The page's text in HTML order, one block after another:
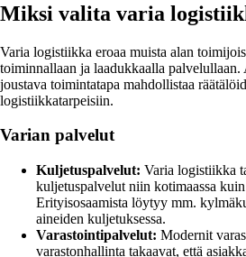
Miksi valita varia
Varia logistiikka eroaa muista alan
toiminnallaan ja laadukkaalla palvelullaan.
joustava toimintatapa mahdollistaa
logistiikkatarpeisiin.
Varian palvelut
Kuljetuspalvelut: Varia logistiikka
kuljetuspalvelut niin kotimaassa
Erityisosaamista löytyy mm.
aineiden kuljetuksessa.
Varastointipalvelut: Modernit
varastonhallinta takaavat, että